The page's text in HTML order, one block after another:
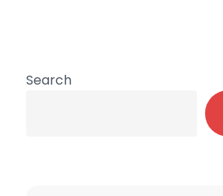
Search